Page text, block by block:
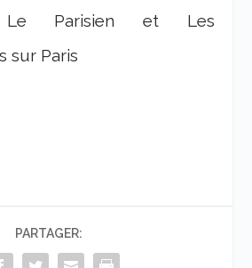
Parisien et Les
sur Paris
PARTAGER: